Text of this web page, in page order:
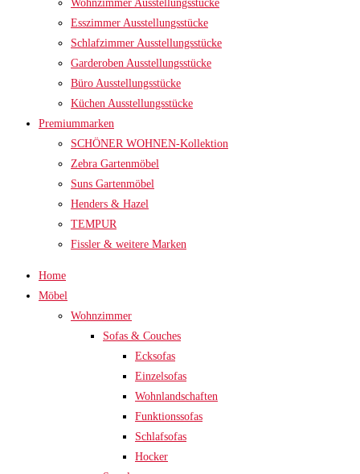
Wohnzimmer Ausstellungsstücke
Esszimmer Ausstellungsstücke
Schlafzimmer Ausstellungsstücke
Garderoben Ausstellungsstücke
Büro Ausstellungsstücke
Küchen Ausstellungsstücke
Premiummarken
SCHÖNER WOHNEN-Kollektion
Zebra Gartenmöbel
Suns Gartenmöbel
Henders & Hazel
TEMPUR
Fissler & weitere Marken
Home
Möbel
Wohnzimmer
Sofas & Couches
Ecksofas
Einzelsofas
Wohnlandschaften
Funktionssofas
Schlafsofas
Hocker